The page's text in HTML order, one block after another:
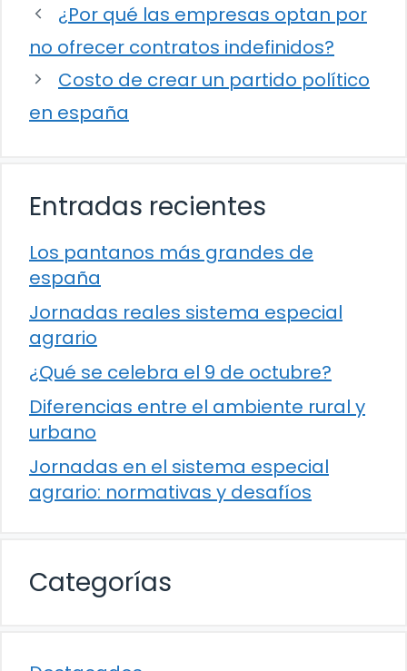
¿Por qué las empresas optan por
no ofrecer contratos indefinidos?
Costo de crear un partido político
en españa
Entradas recientes
Los pantanos más grandes de
españa
Jornadas reales sistema especial
agrario
¿Qué se celebra el 9 de octubre?
Diferencias entre el ambiente rural y
urbano
Jornadas en el sistema especial
agrario: normativas y desafíos
Categorías